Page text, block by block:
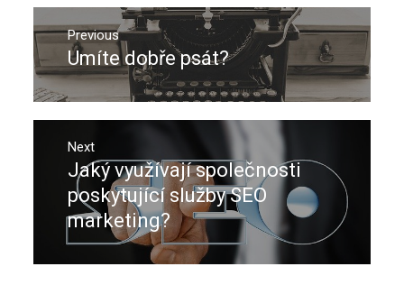
Navigace
pro
příspěvek
Previous
Previous
post:
Umíte dobře psát?
Next
Next
post:
Jaký využívají společnosti
poskytující služby SEO
marketing?